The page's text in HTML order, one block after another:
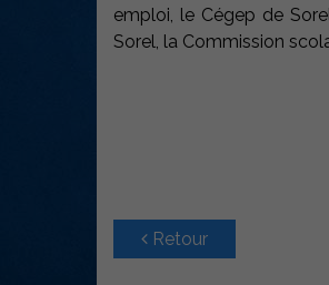
emploi, le Cégep de
Sorel, la Commission
Retour